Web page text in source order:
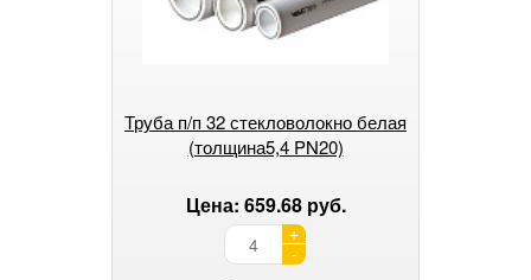
Труба п/п 32 стекловолокно белая
(толщина5,4 PN20)
Цена: 659.68 руб.
+
-